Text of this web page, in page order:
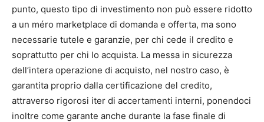
punto, questo tipo di investimento non può essere ridotto
a un méro marketplace di domanda e offerta, ma sono
necessarie tutele e garanzie, per chi cede il credito e
soprattutto per chi lo acquista. La messa in sicurezza
dell’intera operazione di acquisto, nel nostro caso, è
garantita proprio dalla certificazione del credito,
attraverso rigorosi iter di accertamenti interni, ponendoci
inoltre come garante anche durante la fase finale di